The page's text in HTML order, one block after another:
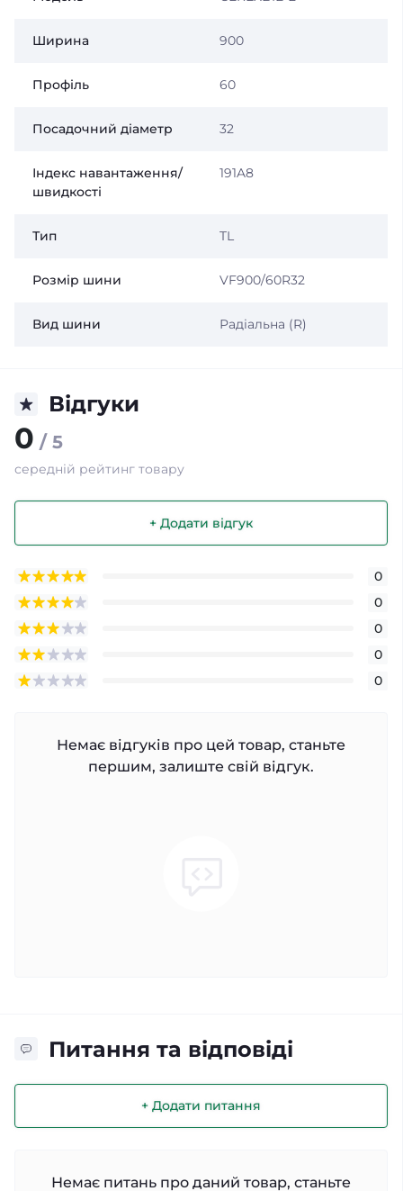
Ширина 900
Профіль 60
Посадочний діаметр 32
Індекс навантаження/
швидкості
191A8
Тип TL
Розмір шини VF900/60R32
Вид шини Радіальна (R)
Відгуки
0 / 5
середній рейтинг товару
+ Додати відгук
0
0
0
0
0
Немає відгуків про цей товар, станьте
першим, залиште свій відгук.
Питання та відповіді
+ Додати питання
Немає питань про даний товар, станьте